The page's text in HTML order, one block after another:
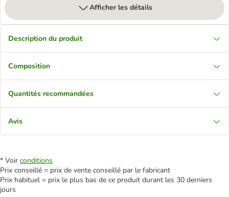
Afficher les détails
Description du produit
Composition
Quantités recommandées
Avis
* Voir conditions
Prix conseillé = prix de vente conseillé par le fabricant
Prix habituel = prix le plus bas de ce produit durant les 30 derniers
jours